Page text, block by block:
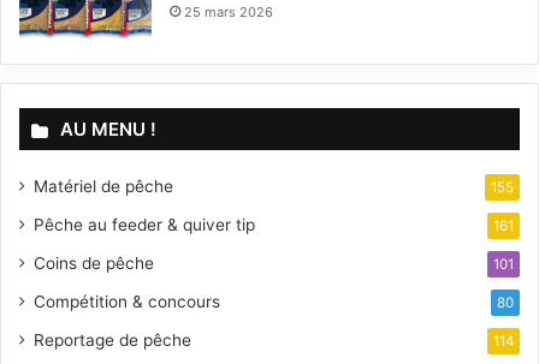
25 mars 2026
AU MENU !
Matériel de pêche 155
Pêche au feeder & quiver tip 161
Coins de pêche 101
Compétition & concours 80
Reportage de pêche 114